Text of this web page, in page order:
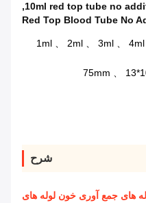
10ml red top tube no
,
Red Top Blood Tube No
1ml 、 2ml 、 3ml 、
شرح
های جمع آوری خون لوله های